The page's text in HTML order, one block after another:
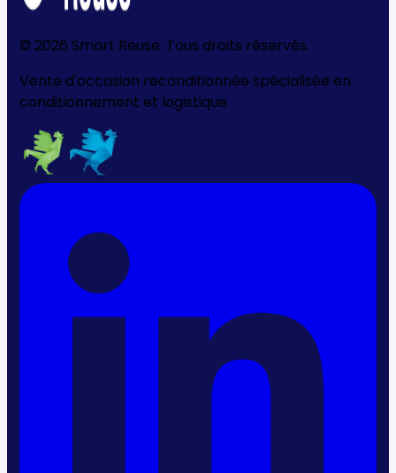
© 2026 Smart Reuse. Tous droits réservés.
Vente d'occasion reconditionnée spécialisée en
conditionnement et logistique